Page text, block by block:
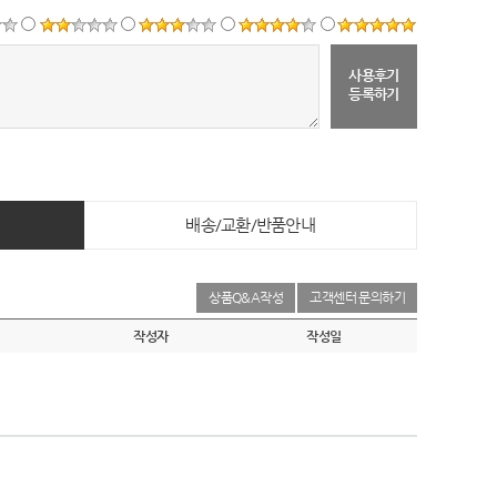
사용후기
등록하기
배송/교환/반품안내
상품Q&A작성 고객센터 문의하기
작성자 작성일